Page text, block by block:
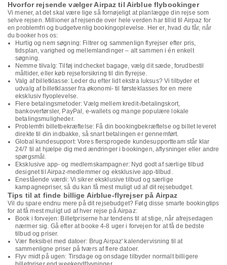
Hvorfor rejsende vælger Airpaz til Airblue flybookinger
Vi mener, at det skal være lige så fornøjeligt at planlægge din rejse som
selve rejsen. Millioner af rejsende over hele verden har tillid til Airpaz for
en problemfri og budgetvenlig bookingoplevelse. Her er, hvad du får, når
du booker hos os:
Hurtig og nem søgning: Filtrer og sammenlign flyrejser efter pris,
tidsplan, varighed og mellemlandinger – alt sammen i én enkelt
søgning.
Nemme tilvalg: Tilføj indchecket bagage, vælg dit sæde, forudbestil
måltider, eller køb rejseforsikring til din flyrejse.
Valg af billetklasse: Leder du efter lidt ekstra luksus? Vi tilbyder et
udvalg af billetklasser fra økonomi- til førsteklasses for en mere
eksklusiv flyoplevelse.
Flere betalingsmetoder: Vælg mellem kredit-/betalingskort,
bankoverførsler, PayPal, e-wallets og mange populære lokale
betalingsmuligheder.
Problemfri billetbekræftelse: Få din bookingbekræftelse og billet leveret
direkte til din indbakke, så snart betalingen er gennemført.
Global kundesupport: Vores flersprogede kundesupportteam står klar
24/7 til at hjælpe dig med ændringer i bookingen, aflysninger eller andre
spørgsmål.
Eksklusive app- og medlemskampagner: Nyd godt af særlige tilbud
designet til Airpaz-medlemmer og eksklusive app-tilbud.
Enestående værdi: Vi sikrer eksklusive tilbud og særlige
kampagnepriser, så du kan få mest muligt ud af dit rejsebudget.
Tips til at finde billige Airblue-flyrejser på Airpaz
Vil du spare endnu mere på dit rejsebudget? Følg disse smarte bookingtips
for at få mest muligt ud af hver rejse på Airpaz:
Book i forvejen: Billetpriserne har tendens til at stige, når afrejsedagen
nærmer sig. Gå efter at booke 4-8 uger i forvejen for at få de bedste
tilbud og priser.
Vær fleksibel med datoer: Brug Airpaz' kalendervisning til at
sammenligne priser på tværs af flere datoer.
Flyv midt på ugen: Tirsdage og onsdage tilbyder normalt billigere